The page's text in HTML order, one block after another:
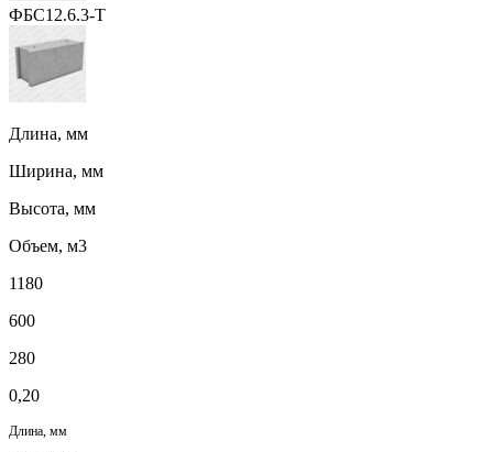
ФБС12.6.3-Т
Длина, мм
Ширина, мм
Высота, мм
Объем, м3
1180
600
280
0,20
Длина, мм